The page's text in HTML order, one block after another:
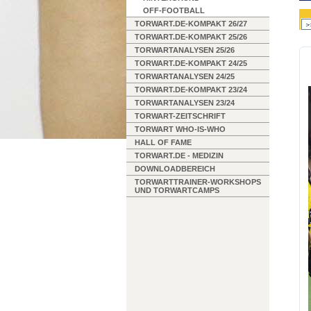
OFF-FOOTBALL
TORWART.DE-KOMPAKT 26/27
TORWART.DE-KOMPAKT 25/26
TORWARTANALYSEN 25/26
TORWART.DE-KOMPAKT 24/25
TORWARTANALYSEN 24/25
TORWART.DE-KOMPAKT 23/24
TORWARTANALYSEN 23/24
TORWART-ZEITSCHRIFT
TORWART WHO-IS-WHO
HALL OF FAME
TORWART.DE - MEDIZIN
DOWNLOADBEREICH
TORWARTTRAINER-WORKSHOPS
UND TORWARTCAMPS